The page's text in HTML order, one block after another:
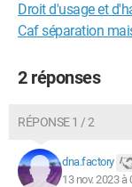
Droit d'usage et
Caf séparation
2 réponses
RÉPONSE 1 / 2
dna.factory
13 nov. 2023 à